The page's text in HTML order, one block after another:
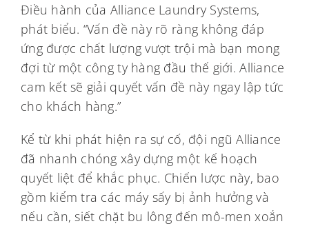
Điều hành của Alliance Laundry Systems,
phát biểu. “Vấn đề này rõ ràng không đáp
ứng được chất lượng vượt trội mà bạn mong
đợi từ một công ty hàng đầu thế giới. Alliance
cam kết sẽ giải quyết vấn đề này ngay lập tức
cho khách hàng.”
Kể từ khi phát hiện ra sự cố, đội ngũ Alliance
đã nhanh chóng xây dựng một kế hoạch
quyết liệt để khắc phục. Chiến lược này, bao
gồm kiểm tra các máy sấy bị ảnh hưởng và
nếu cần, siết chặt bu lông đến mô-men xoắn